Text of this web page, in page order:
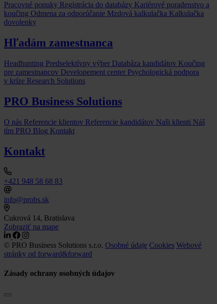
Pracovné ponuky Registrácia do databázy Kariérové poradenstvo a
koučing Odmena za odporúčanie Mzdová kalkulačka Kalkulačka
dovolenky
Hľadám zamestnanca
Headhunting Predselektívny výber Databáza kandidátov Koučing
pre zamestnancov Developement center Psychologická podpora
v kríze Research Solutions
PRO Business Solutions
O nás Referencie klientov Referencie kandidátov Naši klienti Náš
tím PRO Blog Kontakt
Kontakt
+421 948 58 68 83
info@probs.sk
Cukrová 14, Bratislava
Zobraziť na mape
© PRO Business Solutions s.r.o. Osobné údaje Cookies Webové
stránky od forward&forward
Zásady ochrany osobných údajov